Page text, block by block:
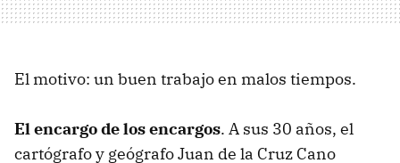
El motivo: un buen trabajo en malos tiempos.
El encargo de los encargos. A sus 30 años, el
cartógrafo y geógrafo Juan de la Cruz Cano